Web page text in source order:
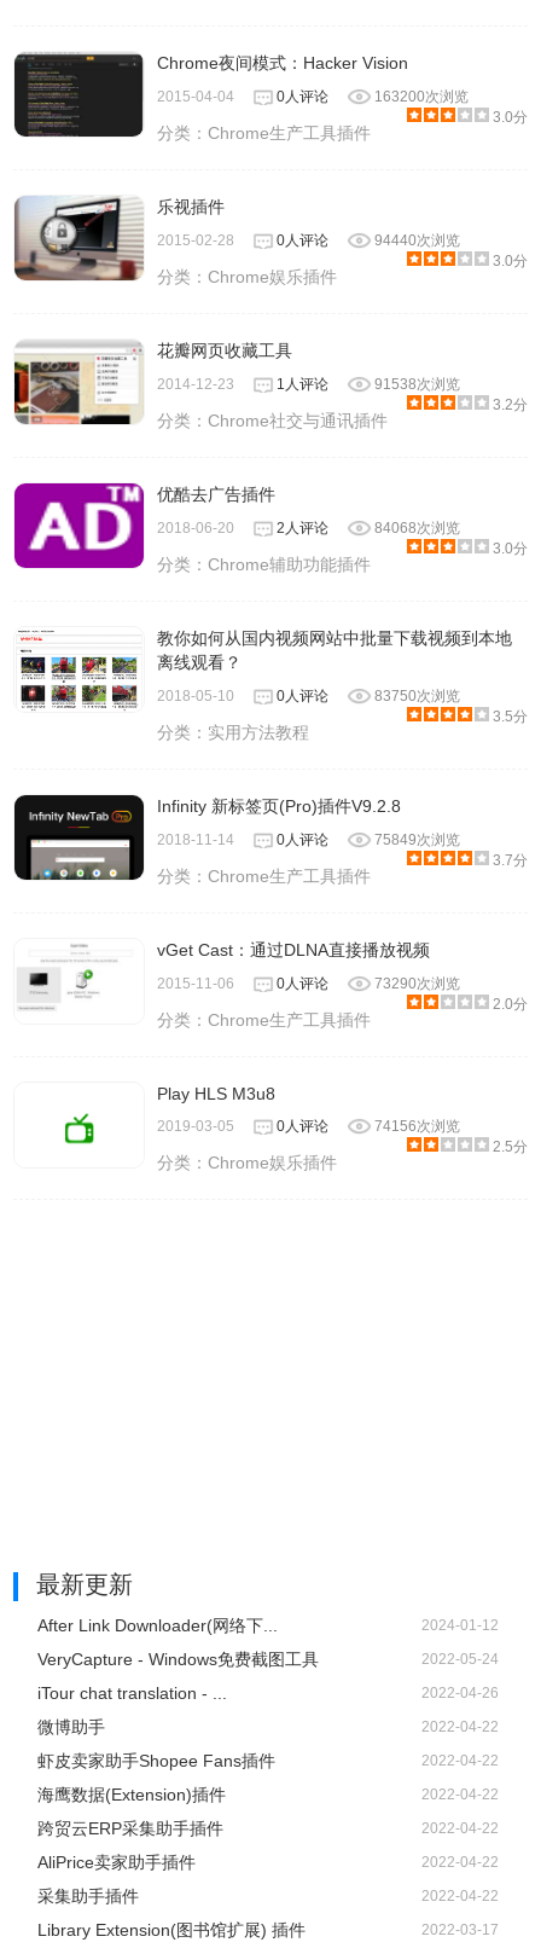
Chrome夜间模式：Hacker Vision
2015-04-04 0人评论
163200次浏览
3.0分
分类：Chrome生产工具插件
乐视插件
2015-02-28 0人评论
94440次浏览
3.0分
分类：Chrome娱乐插件
花瓣网页收藏工具
2014-12-23 1人评论
91538次浏览
3.2分
分类：Chrome社交与通讯插件
优酷去广告插件
2018-06-20 2人评论
84068次浏览
3.0分
分类：Chrome辅助功能插件
教你如何从国内视频网站中批量下载视频到本地
离线观看？
2018-05-10 0人评论
83750次浏览
3.5分
分类： 实用方法教程
Infinity 新标签页(Pro)插件V9.2.8
2018-11-14 0人评论
75849次浏览
3.7分
分类：Chrome生产工具插件
vGet Cast：通过DLNA直接播放视频
2015-11-06 0人评论
73290次浏览
2.0分
分类：Chrome生产工具插件
Play HLS M3u8
2019-03-05 0人评论
74156次浏览
2.5分
分类：Chrome娱乐插件
最新更新
After Link Downloader(网络下... 2024-01-12
VeryCapture - Windows免费截图工具 2022-05-24
iTour chat translation - ... 2022-04-26
微博助手 2022-04-22
虾皮卖家助手Shopee Fans插件 2022-04-22
海鹰数据(Extension)插件 2022-04-22
跨贸云ERP采集助手插件 2022-04-22
AliPrice卖家助手插件 2022-04-22
采集助手插件 2022-04-22
Library Extension(图书馆扩展) 插件 2022-03-17